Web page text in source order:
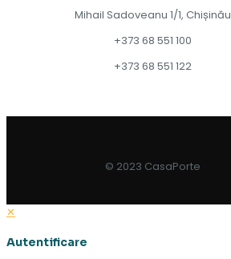
Mihail Sadoveanu 1/1, Chișinău
+373 68 551 100
+373 68 551 122
© 2023 CasaPorte
✕
Autentificare